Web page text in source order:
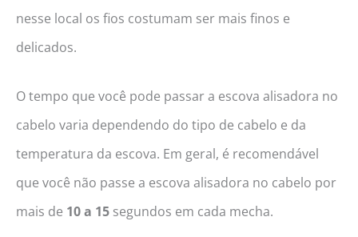
nesse local os fios costumam ser mais finos e
delicados.
O tempo que você pode passar a escova alisadora no
cabelo varia dependendo do tipo de cabelo e da
temperatura da escova. Em geral, é recomendável
que você não passe a escova alisadora no cabelo por
mais de 10 a 15 segundos em cada mecha.